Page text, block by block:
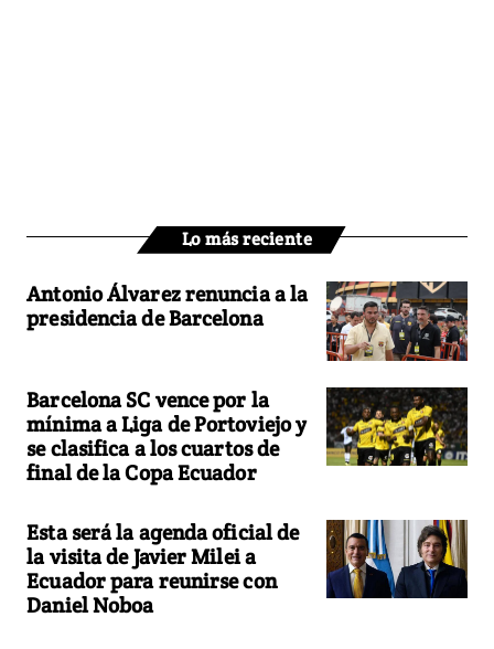
Lo más reciente
Antonio Álvarez renuncia a la
presidencia de Barcelona
Barcelona SC vence por la
mínima a Liga de Portoviejo y
se clasifica a los cuartos de
final de la Copa Ecuador
Esta será la agenda oficial de
la visita de Javier Milei a
Ecuador para reunirse con
Daniel Noboa